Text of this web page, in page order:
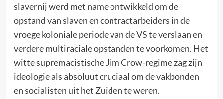
slavernij werd met name ontwikkeld om de
opstand van slaven en contractarbeiders in de
vroege koloniale periode van de VS te verslaan en
verdere multiraciale opstanden te voorkomen. Het
witte supremacistische Jim Crow-regime zag zijn
ideologie als absoluut cruciaal om de vakbonden
en socialisten uit het Zuiden te weren.